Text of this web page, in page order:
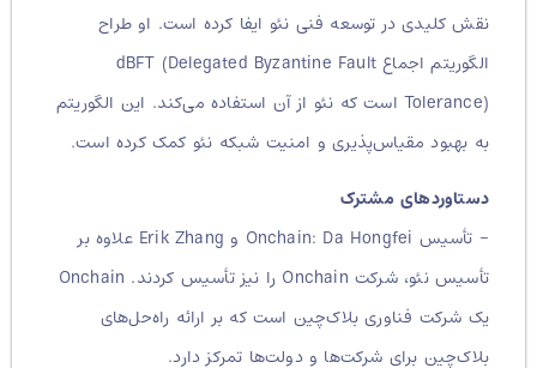
نقش کلیدی در توسعه فنی نئو ایفا کرده است. او طراح
الگوریتم اجماع dBFT (Delegated Byzantine Fault
Tolerance) است که نئو از آن استفاده می‌کند. این الگوریتم
به بهبود مقیاس‌پذیری و امنیت شبکه نئو کمک کرده است.
دستاوردهای مشترک
– تأسیس Onchain: Da Hongfei و Erik Zhang علاوه بر
تأسیس نئو، شرکت Onchain را نیز تأسیس کردند. Onchain
یک شرکت فناوری بلاک‌چین است که بر ارائه راه‌حل‌های
بلاک‌چین برای شرکت‌ها و دولت‌ها تمرکز دارد.